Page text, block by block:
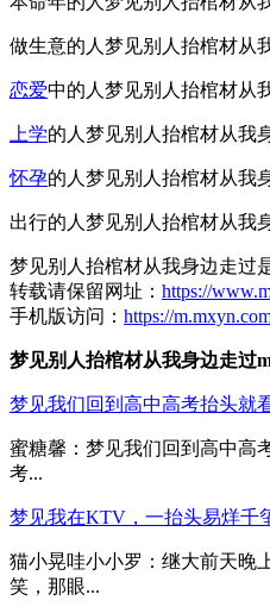
做生意的人梦见别人抬棺材从
恋爱中的人梦见别人抬棺材从
上学的人梦见别人抬棺材从我
怀孕的人梦见别人抬棺材从我
出行的人梦见别人抬棺材从我
梦见别人抬棺材从我身边走过
转载请保留网址： https://
手机版访问： https://
梦见别人抬棺材从我身边走过
梦见我们回到高中高考抬头就
蜜糖馨：梦见我们回到高中高
考...
梦见我在KTV，一抬头易烊千
猫小晃哇小小罗：继大前天晚
笑，那眼...